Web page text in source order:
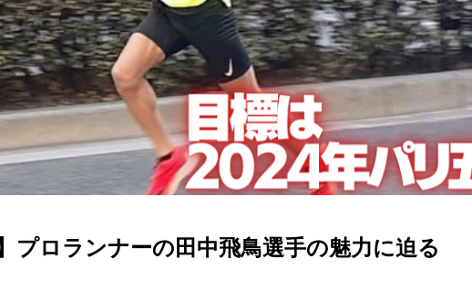
プロランナーの田中飛鳥選手の魅力に迫る